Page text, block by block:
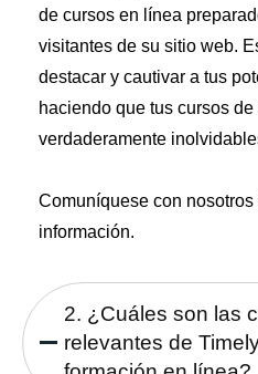
de cursos en línea
visitantes de su sitio web.
destacar y cautivar a tus
haciendo que tus cursos
verdaderamente
Comuníquese con nosotros
información.
2. ¿Cuáles son las
relevantes de